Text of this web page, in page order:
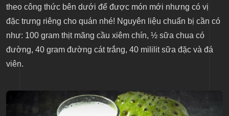
theo công thức bên dưới để được món mới nhưng có vị
đặc trưng riêng cho quán nhé! Nguyên liệu chuẩn bị cần có
như: 100 gram thịt mãng cầu xiêm chín, ½ sữa chua có
đường, 40 gram đường cát trắng, 40 mililit sữa đặc và đá
viên.